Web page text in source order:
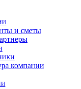
и сметы
компании